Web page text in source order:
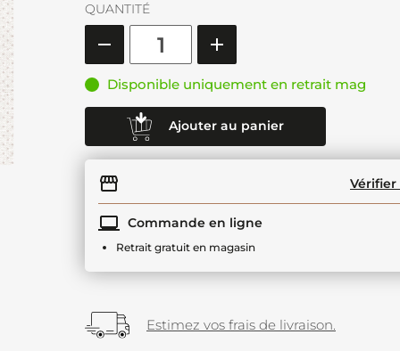
QUANTITÉ
Disponible uniquement en retrait mag
Ajouter au panier
Commande en ligne
Retrait gratuit en magasin
Estimez vos frais de livraison.